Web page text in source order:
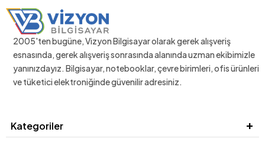
2005'ten bugüne, Vizyon Bilgisayar olarak gerek alışveriş
esnasında, gerek alışveriş sonrasında alanında uzman ekibimizle
yanınızdayız. Bilgisayar, notebooklar, çevre birimleri, ofis ürünleri
ve tüketici elektroniğinde güvenilir adresiniz.
Kategoriler